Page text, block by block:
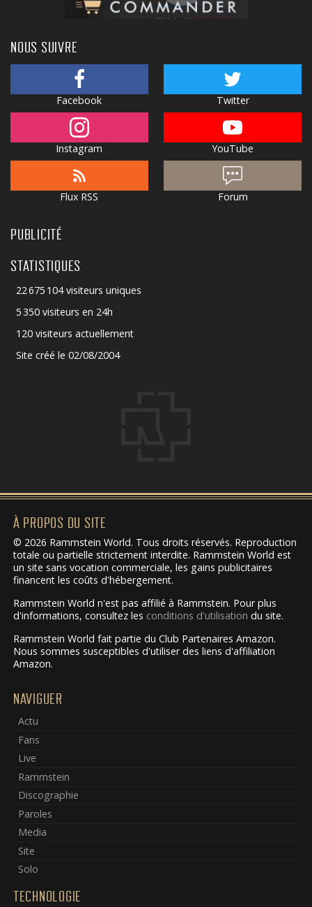
NOUS SUIVRE
Facebook Twitter
Instagram YouTube
Flux RSS Forum
PUBLICITÉ
STATISTIQUES
22 675 104 visiteurs uniques
5 350 visiteurs en 24h
120 visiteurs actuellement
Site créé le 02/08/2004
À PROPOS DU SITE
© 2026 Rammstein World. Tous droits réservés. Reproduction
totale ou partielle strictement interdite. Rammstein World est
un site sans vocation commerciale, les gains publicitaires
financent les coûts d'hébergement.
Rammstein World n'est pas affilié à Rammstein. Pour plus
d'informations, consultez les conditions d'utilisation du site.
Rammstein World fait partie du Club Partenaires Amazon.
Nous sommes susceptibles d'utiliser des liens d'affiliation
Amazon.
NAVIGUER
Actu
Fans
Live
Rammstein
Discographie
Paroles
Media
Site
Solo
TECHNOLOGIE